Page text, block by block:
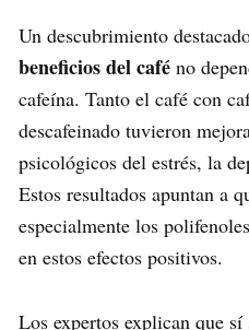
Un descubrimiento
beneficios del café no
cafeína. Tanto el café con
descafeinado tuvieron
psicológicos del estrés, la
Estos resultados apuntan a
especialmente los
en estos efectos positivos.
Los expertos explican que